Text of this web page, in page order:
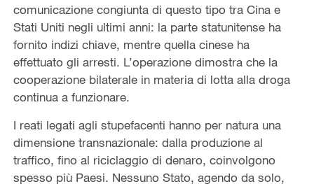
comunicazione congiunta di questo tipo tra Cina e
Stati Uniti negli ultimi anni: la parte statunitense ha
fornito indizi chiave, mentre quella cinese ha
effettuato gli arresti. L’operazione dimostra che la
cooperazione bilaterale in materia di lotta alla droga
continua a funzionare.
I reati legati agli stupefacenti hanno per natura una
dimensione transnazionale: dalla produzione al
traffico, fino al riciclaggio di denaro, coinvolgono
spesso più Paesi. Nessuno Stato, agendo da solo,